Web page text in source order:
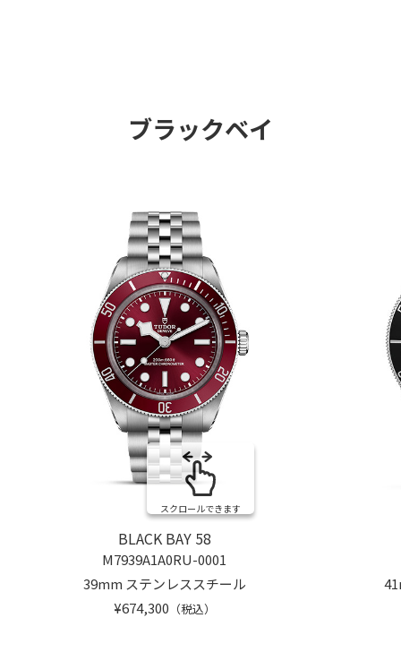
ブラックベイ
BLACK BAY 58
M7939A1A0RU-0001
39mm ステンレススチール
¥674,300 （税込）
スクロールできます